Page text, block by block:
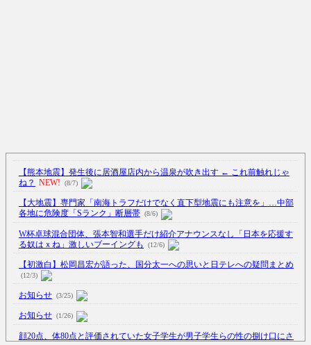
【熊本地震】発生後に居酒屋店内から温泉が吹き出す ← これ前触れじゃ
ね？ NEW! (8/7)
【大地震】専門家「南海トラフだけでなく直下型地震にも注意を」…中部
各地に危険度「Sランク」断層帯 (8/6)
W杯卓球混合団体、張本智和選手だけ紹介アナウンスなし「日本を応援す
る奴はｘね」激しいブーイングも
(12/6)
【初激白】松岡昌宏が語った、国分太一への思いと日テレへの疑問まとめ
(12/3)
お知らせ (3/25)
お知らせ (1/26)
顔20点、体80点と評価されていた女子学生が男子学生らの性の捌け口にさ